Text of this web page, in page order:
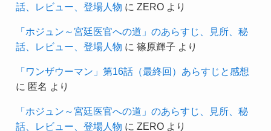
話、レビュー、登場人物 に ZEROより
「ホジュン～宮廷医官への道」のあらすじ、見所、秘
話、レビュー、登場人物 に 篠原輝子 より
「ワンザウーマン」第16話（最終回）あらすじと感想
に 匿名 より
「ホジュン～宮廷医官への道」のあらすじ、見所、秘
話、レビュー、登場人物 に ZEROより